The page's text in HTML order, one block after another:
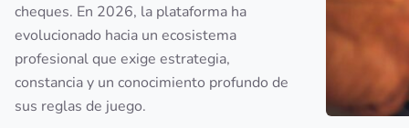
cheques. En 2026, la plataforma ha
evolucionado hacia un ecosistema
profesional que exige estrategia,
constancia y un conocimiento profundo de
sus reglas de juego.